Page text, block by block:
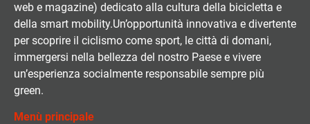
web e magazine) dedicato alla cultura della bicicletta e
della smart mobility.Un’opportunità innovativa e divertente
per scoprire il ciclismo come sport, le città di domani,
immergersi nella bellezza del nostro Paese e vivere
un’esperienza socialmente responsabile sempre più
green.
Menù principale